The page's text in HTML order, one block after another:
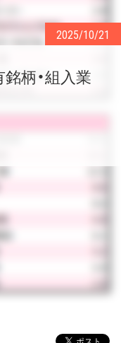
銘柄・組入業
2025/10/21